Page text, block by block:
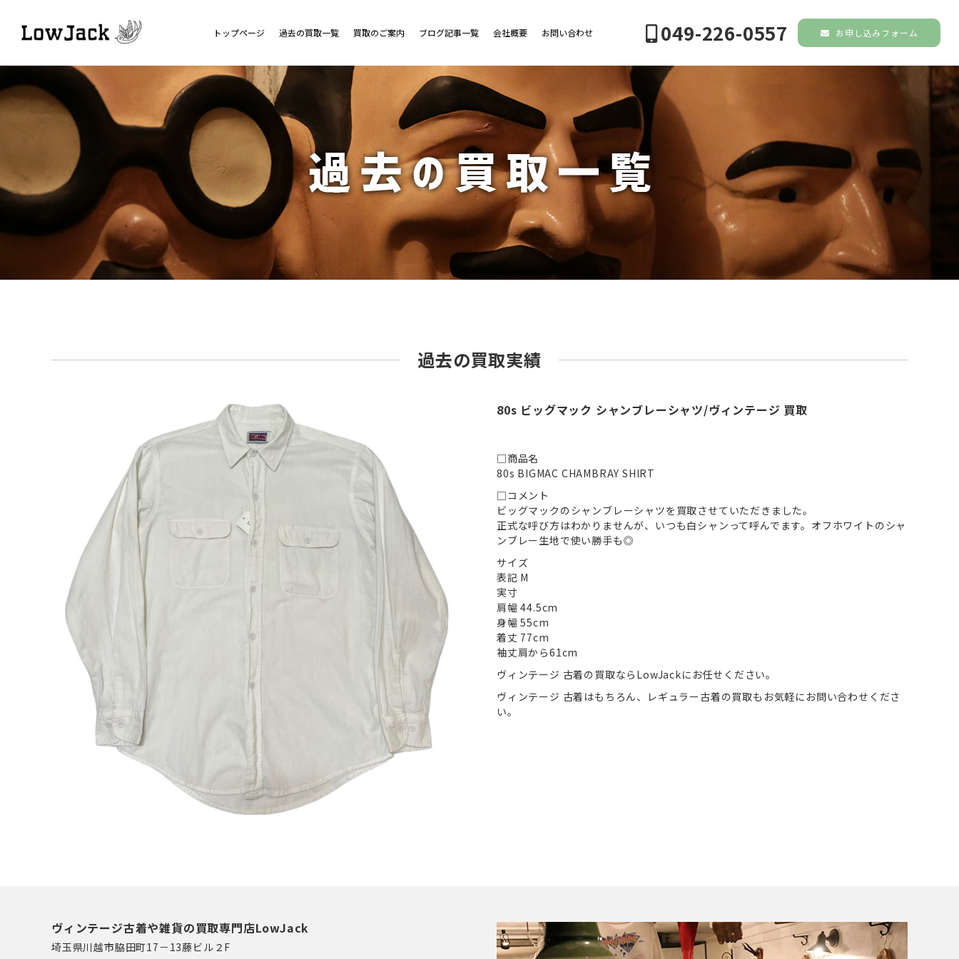
トップページ 過去の買取一覧 買取のご案内 ブログ記事一覧 会社概要 お問い合わせ 049-226-0557 お申し込みフォーム
過去の買取実績
80s ビッグマック シャンブレーシャツ/ヴィンテージ 買取
□商品名
80s BIGMAC CHAMBRAY SHIRT
□コメント
ビッグマックのシャンブレーシャツを買取させていただきました。
正式な呼び方はわかりませんが、いつも白シャンって呼んでます。オフホワイトのシャ
ンブレー生地で使い勝手も◎
サイズ
表記 M
実寸
肩幅 44.5cm
身幅 55cm
着丈 77cm
袖丈肩から61cm
ヴィンテージ 古着の買取ならLowJackにお任せください。
ヴィンテージ 古着はもちろん、レギュラー古着の買取もお気軽にお問い合わせくださ
い。
ヴィンテージ古着や雑貨の買取専門店LowJack
埼玉県川越市脇田町17－13藤ビル２F